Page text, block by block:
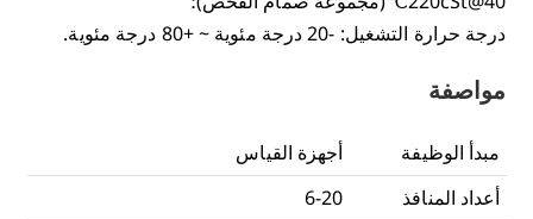
درجة حرارة التشغيل: -20 درجة مئوية ~ +80 درجة مئوية.
مواصفة
مبدأ الوظيفة
أجهزة القياس
أعداد المنافذ
6-20